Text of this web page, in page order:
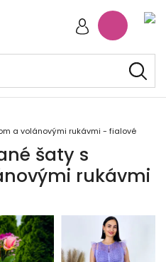
a volánovými rukávmi - fialové
šaty s
rukávmi